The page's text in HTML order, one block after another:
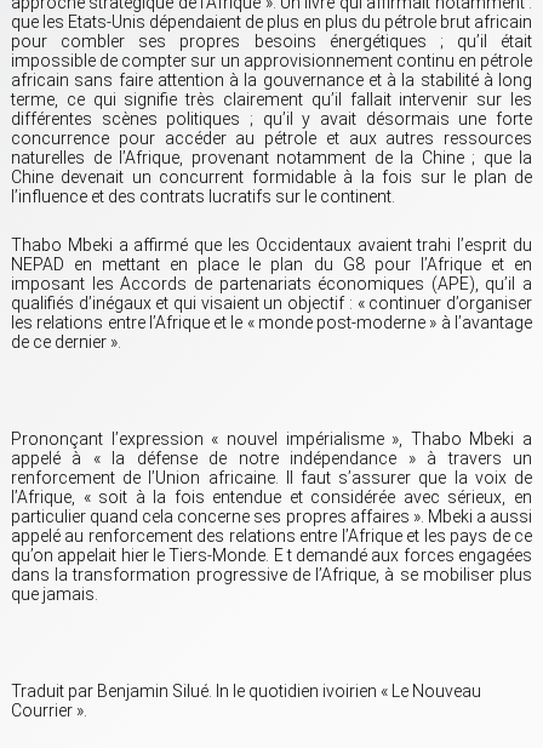
que les Etats-Unis dépendaient de plus en plus du pétrole brut africain
pour combler ses propres besoins énergétiques ; qu’il était
impossible de compter sur un approvisionnement continu en pétrole
africain sans faire attention à la gouvernance et à la stabilité à long
terme, ce qui signifie très clairement qu’il fallait intervenir sur les
différentes scènes politiques ; qu’il y avait désormais une forte
concurrence pour accéder au pétrole et aux autres ressources
naturelles de l’Afrique, provenant notamment de la Chine ; que la
Chine devenait un concurrent formidable à la fois sur le plan de
l’influence et des contrats lucratifs sur le continent.
Thabo Mbeki a affirmé que les Occidentaux avaient trahi l’esprit du
NEPAD en mettant en place le plan du G8 pour l’Afrique et en
imposant les Accords de partenariats économiques (APE), qu’il a
qualifiés d’inégaux et qui visaient un objectif : « continuer d’organiser
les relations entre l’Afrique et le « monde post-moderne » à l’avantage
de ce dernier ».
Prononçant l’expression « nouvel impérialisme », Thabo Mbeki a
appelé à « la défense de notre indépendance » à travers un
renforcement de l’Union africaine. Il faut s’assurer que la voix de
l’Afrique, « soit à la fois entendue et considérée avec sérieux, en
particulier quand cela concerne ses propres affaires ». Mbeki a aussi
appelé au renforcement des relations entre l’Afrique et les pays de ce
qu’on appelait hier le Tiers-Monde. E t demandé aux forces engagées
dans la transformation progressive de l’Afrique, à se mobiliser plus
que jamais.
Traduit par Benjamin Silué. In le quotidien ivoirien « Le Nouveau
Courrier ».